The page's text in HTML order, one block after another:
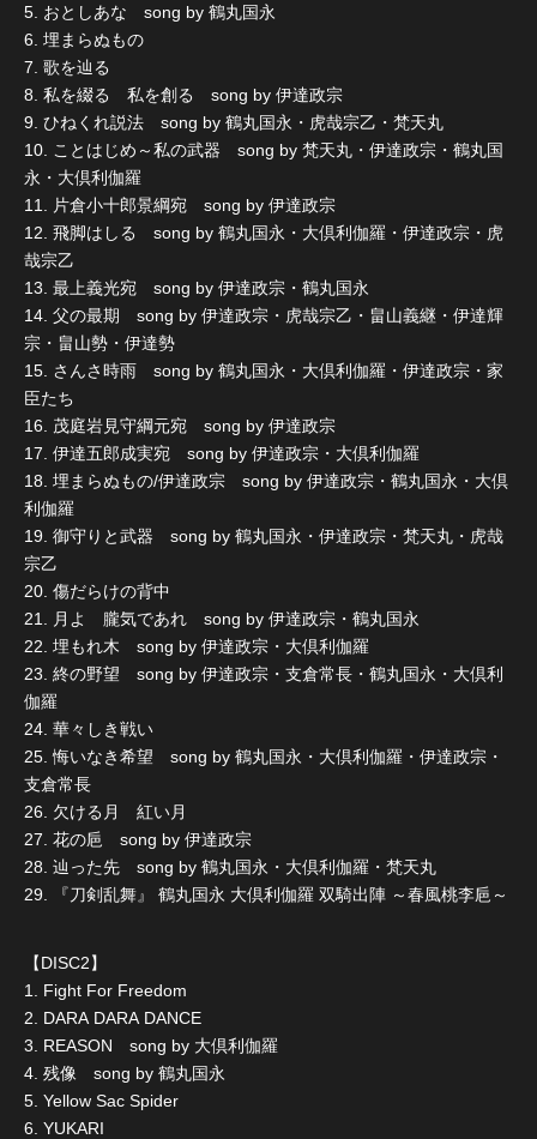
5. おとしあな song by 鶴丸国永
6. 埋まらぬもの
7. 歌を辿る
8. 私を綴る 私を創る song by 伊達政宗
9. ひねくれ説法 song by 鶴丸国永・虎哉宗乙・梵天丸
10. ことはじめ～私の武器 song by 梵天丸・伊達政宗・鶴丸国
永・大倶利伽羅
11. 片倉小十郎景綱宛 song by 伊達政宗
12. 飛脚はしる song by 鶴丸国永・大倶利伽羅・伊達政宗・虎
哉宗乙
13. 最上義光宛 song by 伊達政宗・鶴丸国永
14. 父の最期 song by 伊達政宗・虎哉宗乙・畠山義継・伊達輝
宗・畠山勢・伊達勢
15. さんさ時雨 song by 鶴丸国永・大倶利伽羅・伊達政宗・家
臣たち
16. 茂庭岩見守綱元宛 song by 伊達政宗
17. 伊達五郎成実宛 song by 伊達政宗・大倶利伽羅
18. 埋まらぬもの/伊達政宗 song by 伊達政宗・鶴丸国永・大倶
利伽羅
19. 御守りと武器 song by 鶴丸国永・伊達政宗・梵天丸・虎哉
宗乙
20. 傷だらけの背中
21. 月よ 朧気であれ song by 伊達政宗・鶴丸国永
22. 埋もれ木 song by 伊達政宗・大倶利伽羅
23. 終の野望 song by 伊達政宗・支倉常長・鶴丸国永・大倶利
伽羅
24. 華々しき戦い
25. 悔いなき希望 song by 鶴丸国永・大倶利伽羅・伊達政宗・
支倉常長
26. 欠ける月 紅い月
27. 花の巵 song by 伊達政宗
28. 辿った先 song by 鶴丸国永・大倶利伽羅・梵天丸
29. 『刀剣乱舞』 鶴丸国永 大倶利伽羅 双騎出陣 ～春風桃李巵～
【DISC2】
1. Fight For Freedom
2. DARA DARA DANCE
3. REASON song by 大倶利伽羅
4. 残像 song by 鶴丸国永
5. Yellow Sac Spider
6. YUKARI